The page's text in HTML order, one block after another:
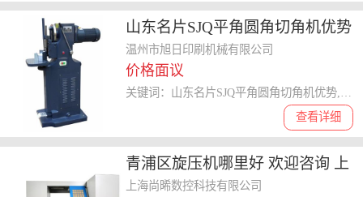
山东名片SJQ平角圆角切角机优势
来电咨询 温州市旭日印刷机械供
应
温州市旭日印刷机械有限公司
价格面议
查看详细
青浦区旋压机哪里好 欢迎咨询 上
海尚晞数控科技供应
上海尚晞数控科技有限公司